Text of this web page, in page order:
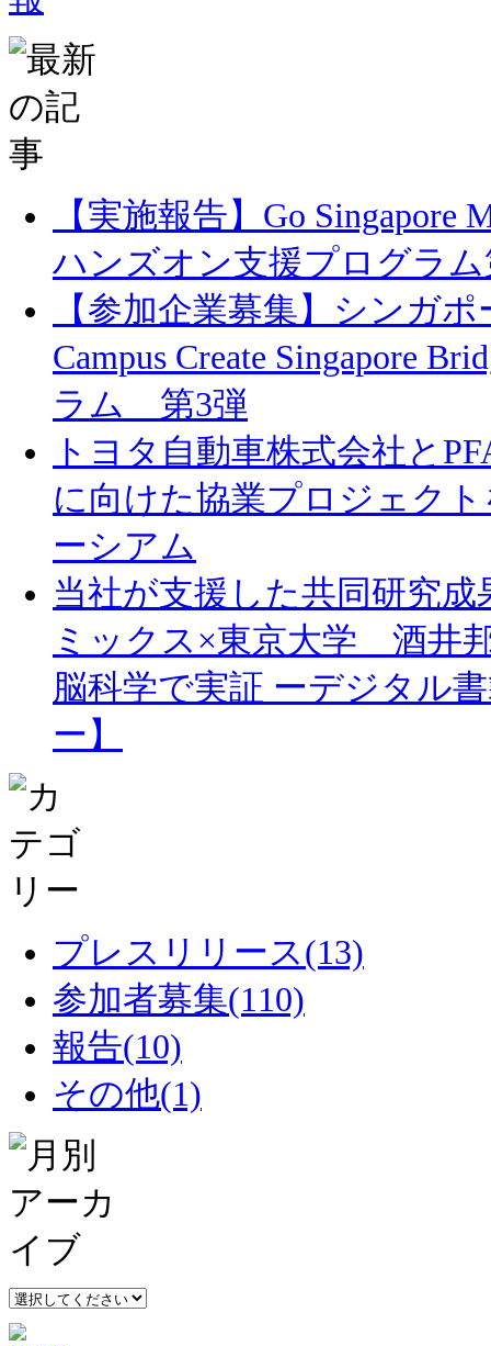
【実施報告】Go Singapore
ハンズオン支援プログラム
【参加企業募集】シンガ
Campus Create Singapore
ラム 第3弾
トヨタ自動車株式会社と
に向けた協業プロジェク
ーシアム
当社が支援した共同研究
ミックス×東京大学 酒井
脳科学で実証 ーデジタル
ー】
プレスリリース(13)
参加者募集(110)
報告(10)
その他(1)